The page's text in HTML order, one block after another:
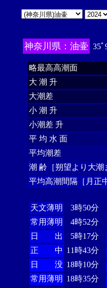
神奈川県：油壷 35ﾟ
略最高高潮面
大 潮 升
大潮差
小 潮 升
小潮差 升
平 均 水 面
平均潮差
潮 齢［朔望より大潮
平均高潮間隔［月正
天文薄明
3時50分
常用薄明
4時52分
日 出
5時17分
正 中 11時43分
日 没 18時10分
常用薄明 18時35分